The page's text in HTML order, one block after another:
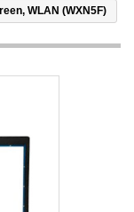
WLAN (WXN5F)